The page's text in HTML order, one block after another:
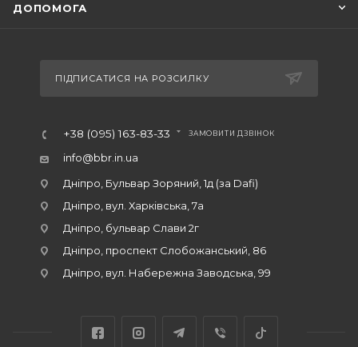
ДОПОМОГА
ПІДПИСАТИСЯ НА РОЗСИЛКУ
+38 (095) 163-83-33 ЗАМОВИТИ ДЗВІНОК
info@bbr.in.ua
Дніпро, Бульвар Зоряний, 1д (за Dafi)
Дніпро, вул. Харківська, 7а
Дніпро, бульвар Слави 2г
Дніпро, проспект Слобожанський, 86
Дніпро, вул. Набережна Заводська, 99